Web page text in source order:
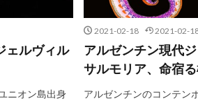
ェルヴィル
ニオン島出身
2021-02-18 2021-02-
アルゼンチン現代
サルモリア、命宿
アルゼンチンのコンテン